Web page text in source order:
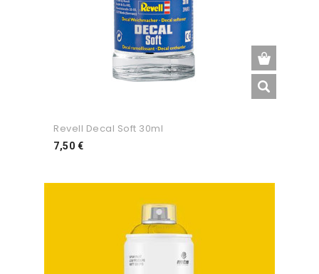
Revell Decal Soft 30ml
7,50 €Preço